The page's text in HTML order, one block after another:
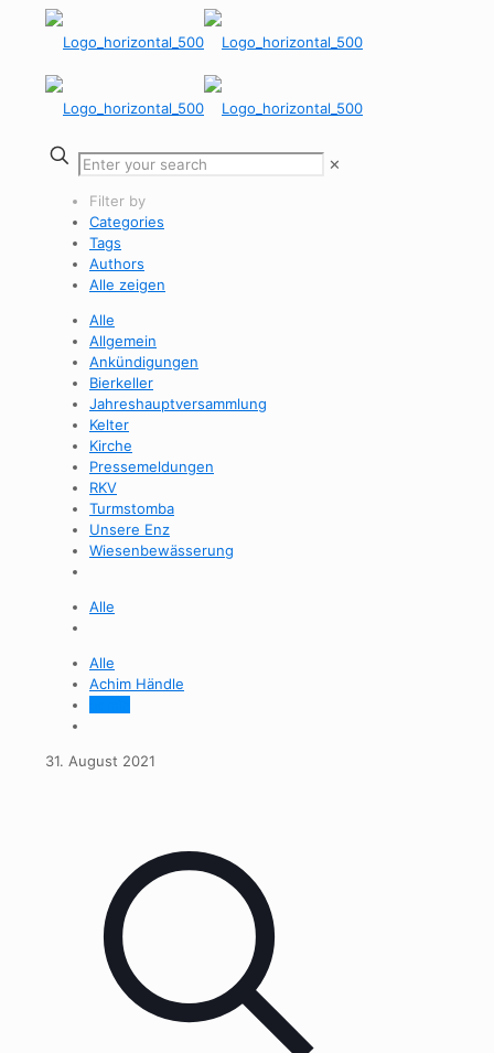
✕
Filter by
Categories
Tags
Authors
Alle zeigen
Alle
Allgemein
Ankündigungen
Bierkeller
Jahreshauptversammlung
Kelter
Kirche
Pressemeldungen
RKV
Turmstomba
Unsere Enz
Wiesenbewässerung
Alle
Alle
Achim Händle
31. August 2021